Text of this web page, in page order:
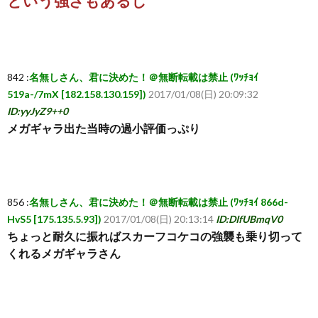
842 :名無しさん、君に決めた！＠無断転載は禁止 (ﾜｯﾁｮｲ
519a-/7mX [182.158.130.159]) 2017/01/08(日) 20:09:32
ID:yyJyZ9++0
メガギャラ出た当時の過小評価っぷり
856 :名無しさん、君に決めた！＠無断転載は禁止 (ﾜｯﾁｮｲ 866d-
HvS5 [175.135.5.93]) 2017/01/08(日) 20:13:14 ID:DIfUBmqV0
ちょっと耐久に振ればスカーフコケコの強襲も乗り切って
くれるメガギャラさん